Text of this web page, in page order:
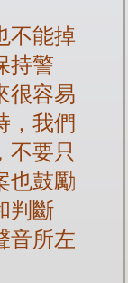
不能掉
持警
很容易
，我們
不要只
也鼓勵
判斷
音所左